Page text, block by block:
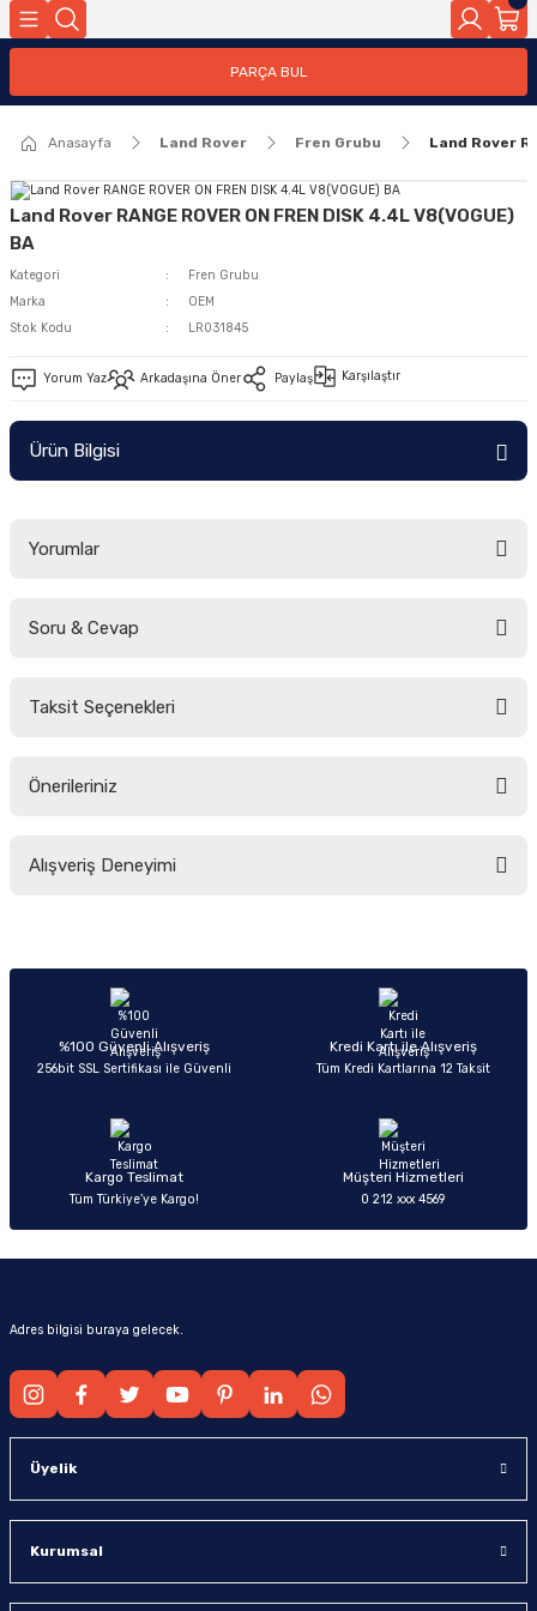
PARÇA BUL
Anasayfa Land Rover Fren Grubu Land Rover
Land Rover RANGE ROVER ON FREN DISK 4.4L V8(VOGUE)
BA
Kategori
Fren Grubu
Marka
OEM
Stok Kodu
LR031845
Yorum Yaz Arkadaşına Öner Paylaş Karşılaştır
Ürün Bilgisi
Yorumlar
Soru & Cevap
Taksit Seçenekleri
Önerileriniz
yetersiz gördüğünüz noktaları öneri formunu kullanarak tarafımıza
Ürün açıklamasında eksik bilgiler bulunuyor.
Ürün bilgilerinde hatalar bulunuyor.
Ürün fiyatı diğer sitelerden daha pahalı.
Alışveriş Deneyimi
Sitemize ilk yorumu siz yapın!
%100 Güvenli Alışveriş
256bit SSL Sertifikası ile Güvenli
Kredi Kartı ile Alışveriş
Tüm Kredi Kartlarına 12 Taksit
Kargo Teslimat
Tüm Türkiye’ye Kargo!
Müşteri Hizmetleri
0 212 xxx 4569
Adres bilgisi buraya gelecek.
Üyelik
Kurumsal